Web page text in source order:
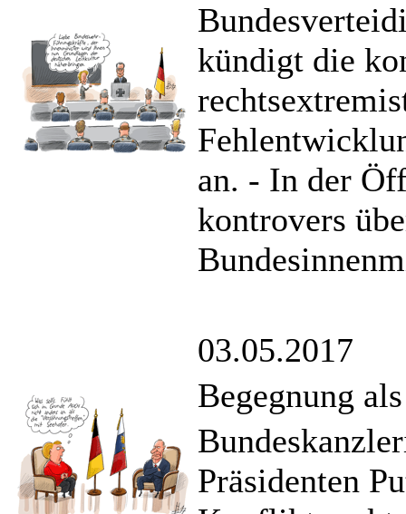
kündigt die
an. - In der
kontrovers
03.05.2017
Begegnung
Präsidenten